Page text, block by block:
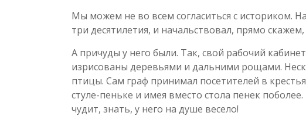
Мы можем не во всем согласиться с историком.
три десятилетия, и начальствовал, прямо
А причуды у него были. Так, свой рабочий
изрисованы деревьями и дальними рощами.
птицы. Сам граф принимал посетителей в
стуле-пеньке и имея вместо стола пенек
чудит, знать, у него на душе весело!